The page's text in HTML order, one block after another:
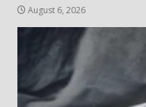
August 6, 2026